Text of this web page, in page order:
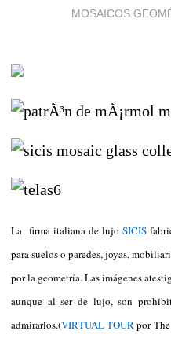
MOSAICOS
La firma italiana de lujoSICIS
para suelos o paredes, joyas,
por la geometría. Las imágenes
aunque al ser de lujo, son
admirarlos.(VIRTUAL TOURporT